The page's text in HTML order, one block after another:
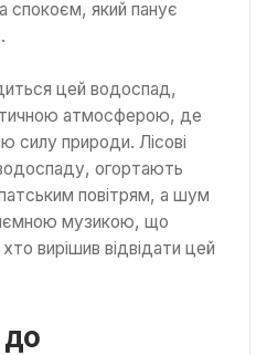
який панує
цей водоспад,
атмосферою, де
силу природи. Лісові
огортають
повітрям, а шум
музикою, що
вирішив відвідати цей
до